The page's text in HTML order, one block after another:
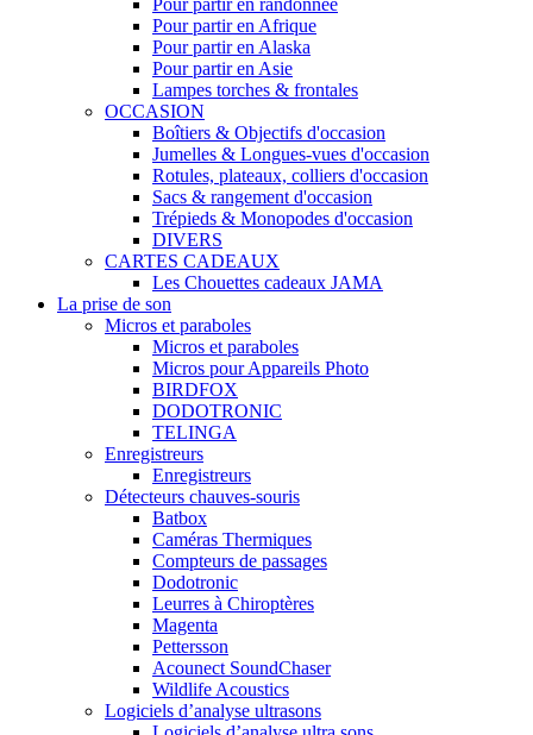
Pour partir en randonnée
Pour partir en Afrique
Pour partir en Alaska
Pour partir en Asie
Lampes torches & frontales
OCCASION
Boîtiers & Objectifs d'occasion
Jumelles & Longues-vues d'occasion
Rotules, plateaux, colliers d'occasion
Sacs & rangement d'occasion
Trépieds & Monopodes d'occasion
DIVERS
CARTES CADEAUX
Les Chouettes cadeaux JAMA
La prise de son
Micros et paraboles
Micros et paraboles
Micros pour Appareils Photo
BIRDFOX
DODOTRONIC
TELINGA
Enregistreurs
Enregistreurs
Détecteurs chauves-souris
Batbox
Caméras Thermiques
Compteurs de passages
Dodotronic
Leurres à Chiroptères
Magenta
Pettersson
Acounect SoundChaser
Wildlife Acoustics
Logiciels d’analyse ultrasons